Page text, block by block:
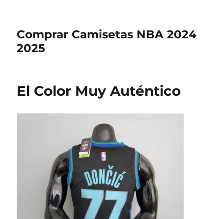
Comprar Camisetas NBA 2024
2025
El Color Muy Auténtico